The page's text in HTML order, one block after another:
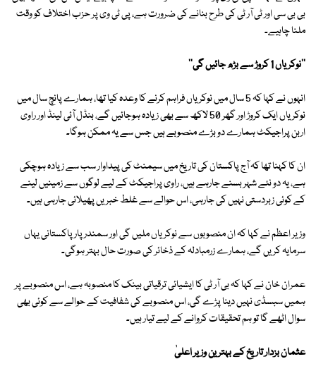
بی بی سی اور ٹی آر ٹی کی طرح بنانے کی ضرورت ہے، پی ٹی وی پر حزب اختلاف کو وقت
ملنا چاہیے۔
''نوکریاں 1 کروڑ سے بڑھ جائیں گی''
انہوں نے کہا کہ 5 سال میں نوکریاں فراہم کرنے کا وعدہ کیا تھا، ہمارے پانچ سال میں
نوکریاں ایک کروڑ اور گھر 50 لاکھ سے بھی زیادہ ہوجائیں گے، بنڈل آئی لینڈ اور راوی
اربن پراجیکٹ ہمارے دو بڑے منصوبے ہیں جس سے یہ ممکن ہوگا۔
ان کا کہنا تھا کہ آج پاکستان کی تاریخ میں سیمنٹ کی پیداوار سب سے زیادہ ہوچکی
ہے، یہ دو نئے شہر بسنے جارہے ہیں، راوی پراجیکٹ کے لیے لوگوں سے زمینیں لینے
کے کوئی زبردستی نہیں کی جارہی، اس حوالے سے غلط خبریں پھیلائی جارہی ہیں۔
وزیر اعظم نے کہا کہ ان منصوبوں سے نوکریاں ملیں گی اور سمندر پار پاکستانی یہاں
سرمایہ کریں گے، ہمارے زرمبادلہ کے ذخائر کی صورت حال بہتر ہوگی۔
عمران خان نے کہا کہ بی آر ٹی کا ایشیائی ترقیاتی بینک کا منصوبہ ہے، اس منصوبے پر
ہمیں سبسڈی نہیں دینا پڑے گی، اس منصوبے کی شفافیت کے حوالے سے کوئی بھی
سوال اٹھے گا تو ہم تحقیقات کروانے کے لیے تیار ہیں۔
عثمان بزدار تاریخ کے بہترین وزیر اعلیٰ